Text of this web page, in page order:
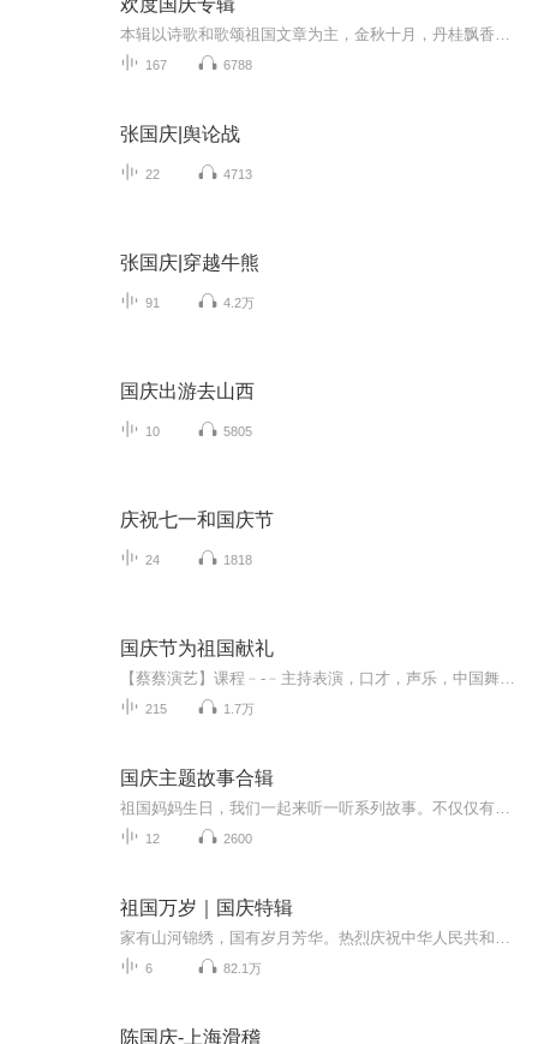
167 6788
张国庆|舆论战
22 4713
张国庆|穿越牛熊
91 4.2万
国庆出游去山西
10 5805
庆祝七一和国庆节
24 1818
国庆节为祖国献礼
215 1.7万
国庆主题故事合辑
12 2600
祖国万岁｜国庆特辑
6 82.1万
陈国庆-上海滑稽